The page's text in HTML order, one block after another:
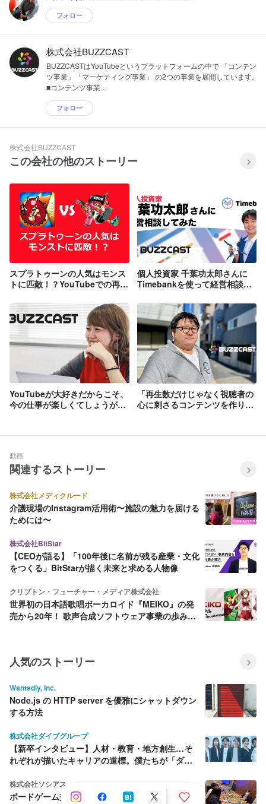
フォロー
株式会社BUZZCAST
BUZZCASTはYouTubeというプラットフォームの中で 「コンテン
ツ事業」「マーケティング事業」 の2つの事業を展開しています。
■コンテンツ事業...
フォロー
株式会社BUZZCAST
この会社の他のストーリー
スプラトゥーンの人気はモンス
トに匹敵！？YouTubeでの再生
個人投資家 千葉功太郎さんに
Timebankを使って経営相談！
YouTubeが大好きだからこそ、
今の仕事が楽しくてしょうがな
「再生数だけじゃなく視聴者の
心に刺さるコンテンツを作りた
動画
関連するストーリー
株式会社メディクルード
介護現場のInstagram活用術〜施設の魅力を届ける
ためには〜
株式会社BitStar
【CEOが語る】「100年後に名前が残る産業・文化
をつくる」BitStarが描く未来と求める人物像
クリプトン・フューチャー・メディア株式会社
世界初の日本語歌唱ボーカロイド『MEIKO』の発
売から20年！ 歌声合成ソフトウェア事業の歩みを
人気のストーリー
Wantedly, Inc.
Node.js の HTTP server を優雅にシャットダウン
する方法
株式会社ダイブグループ
【新卒インタビュー】人材・教育・地方創生…そ
れぞれが描いたキャリアの道標。僕たちが「ダイ
株式会社ソシアス
ボードゲーム交流会